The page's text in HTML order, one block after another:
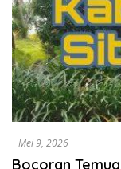
Mei 9, 2026
Bocoran